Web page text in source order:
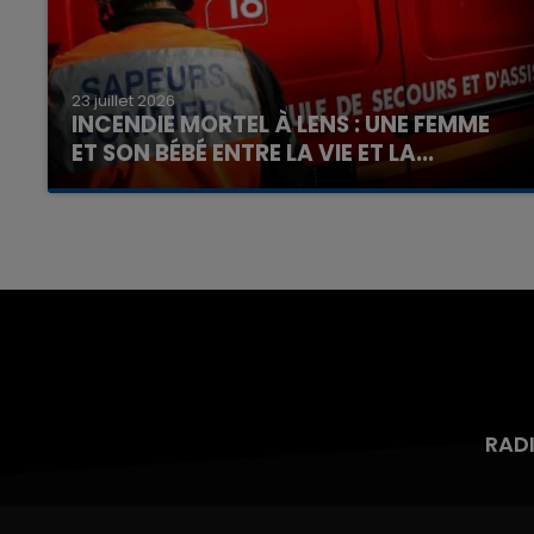
23 juillet 2026
INCENDIE MORTEL À LENS : UNE FEMME
ET SON BÉBÉ ENTRE LA VIE ET LA...
Un homme s'est immolé par le feu après avoir